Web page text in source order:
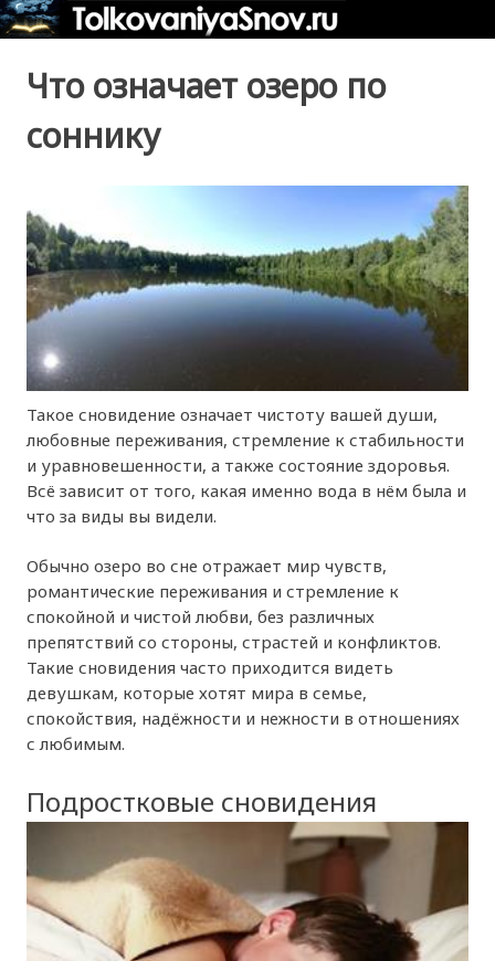
Что означает озеро по
соннику
Такое сновидение означает чистоту вашей души,
любовные переживания, стремление к стабильности
и уравновешенности, а также состояние здоровья.
Всё зависит от того, какая именно вода в нём была и
что за виды вы видели.
Обычно озеро во сне отражает мир чувств,
романтические переживания и стремление к
спокойной и чистой любви, без различных
препятствий со стороны, страстей и конфликтов.
Такие сновидения часто приходится видеть
девушкам, которые хотят мира в семье,
спокойствия, надёжности и нежности в отношениях
с любимым.
Подростковые сновидения